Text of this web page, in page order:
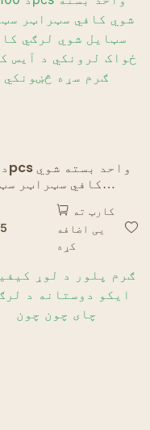
کافي سټراټر
سټایل شوي لرګي
ځواک لرونکي د آیس
ګرم سړه
کارټ ته
یی اضافه
کړه